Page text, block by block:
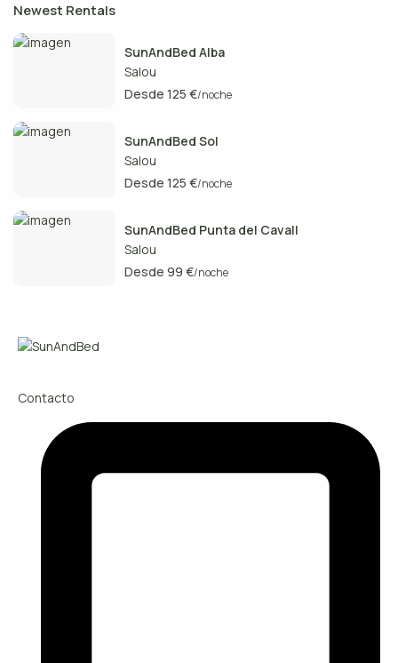
Newest Rentals
SunAndBed Alba
Salou
Desde 125 €/noche
SunAndBed Sol
Salou
Desde 125 €/noche
SunAndBed Punta del Cavall
Salou
Desde 99 €/noche
Contacto